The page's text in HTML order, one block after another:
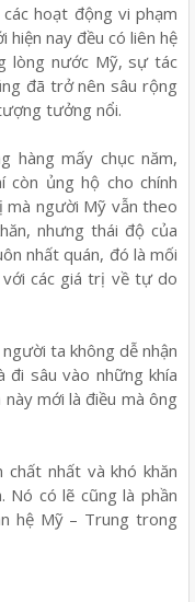
hoạt động vi phạm
nay đều có liên hệ
lòng nước Mỹ, sự tác
đã trở nên sâu rộng
tưởng nổi.
hàng mấy chục năm,
còn ủng hộ cho chính
mà người Mỹ vẫn theo
nhưng thái độ của
nhất quán, đó là mối
với các giá trị về tự do
ta không dễ nhận
sâu vào những khía
mới là điều mà ông
chất nhất và khó khăn
Nó có lẽ cũng là phần
hệ Mỹ – Trung trong